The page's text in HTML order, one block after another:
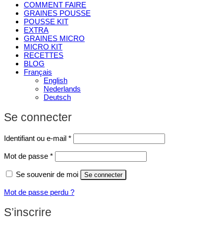
COMMENT FAIRE
GRAINES POUSSE
POUSSE KIT
EXTRA
GRAINES MICRO
MICRO KIT
RECETTES
BLOG
Français
English
Nederlands
Deutsch
Se connecter
Identifiant ou e-mail *Obligatoire
Mot de passe *Obligatoire
Se souvenir de moi Se connecter
Mot de passe perdu ?
S’inscrire